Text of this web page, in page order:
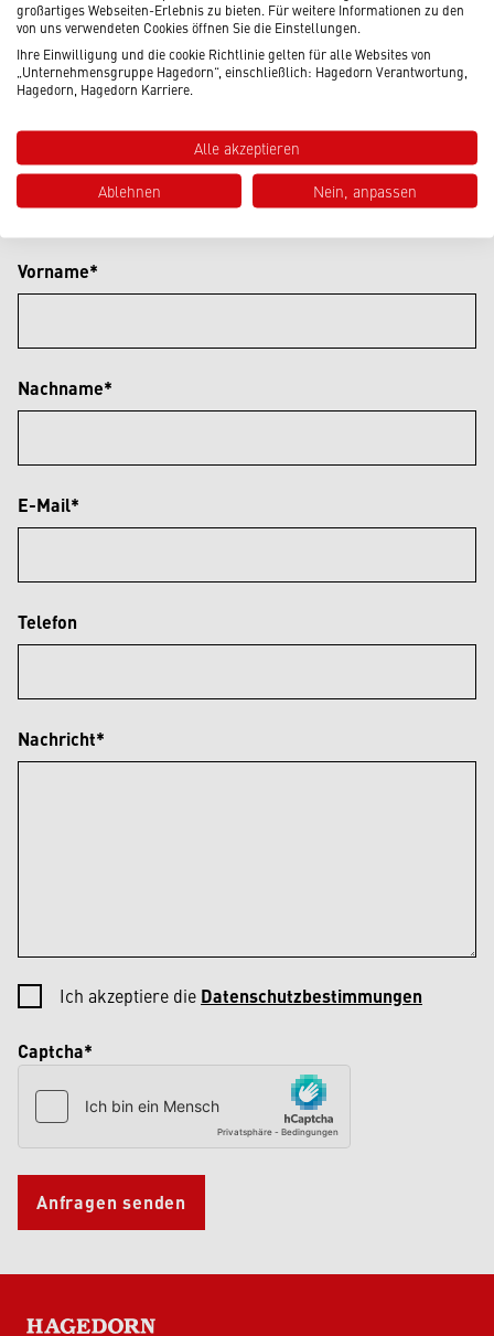
Werner-von-Siemens-Straße 18
33334 Gütersloh
info(at)ug-hagedorn.de
+49 5241 50051 0
Vorname*
Nachname*
E-Mail*
Telefon
Nachricht*
Ich akzeptiere die Datenschutzbestimmungen
Captcha*
Anfragen senden
HAGEDORN
großartiges Webseiten-Erlebnis zu bieten. Für weitere Informationen zu den
von uns verwendeten Cookies öffnen Sie die Einstellungen.
Ihre Einwilligung und die cookie Richtlinie gelten für alle Websites von
„Unternehmensgruppe Hagedorn“, einschließlich: Hagedorn Verantwortung,
Hagedorn, Hagedorn Karriere.
Alle akzeptieren
Ablehnen Nein, anpassen